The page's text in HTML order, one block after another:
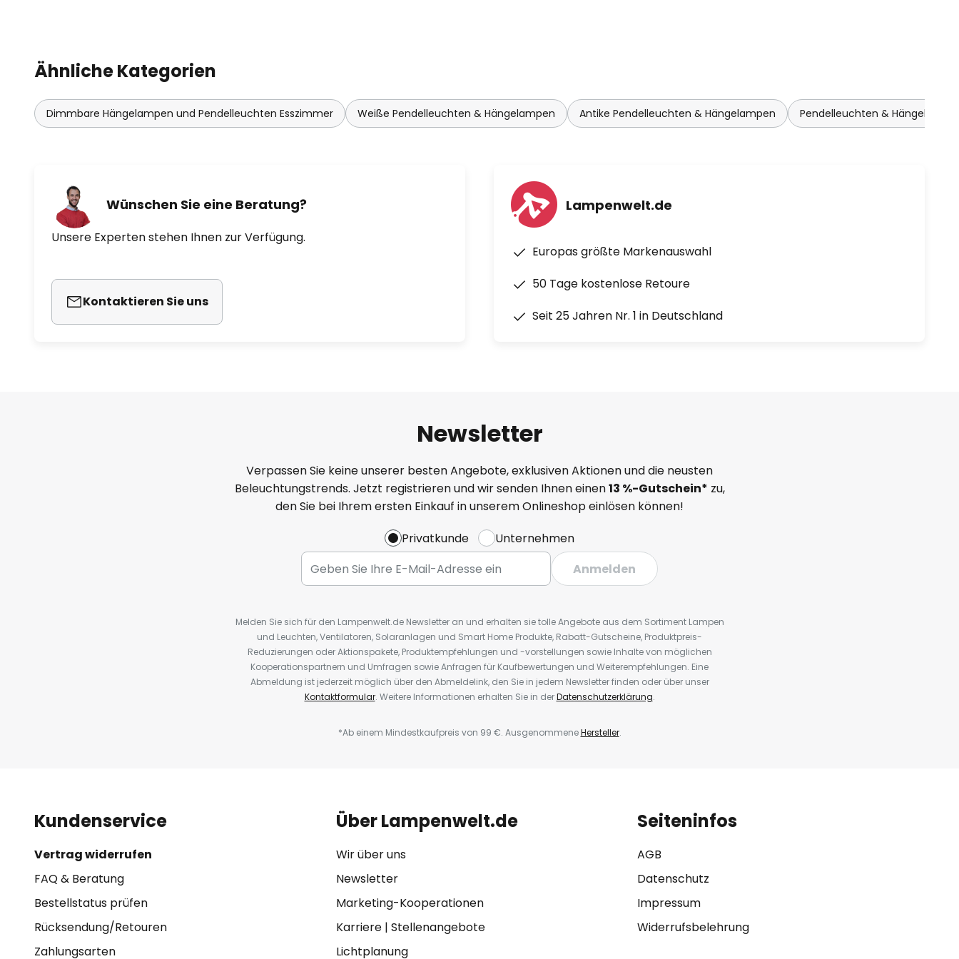
Ähnliche Kategorien
Dimmbare Hängelampen und Pendelleuchten Esszimmer Weiße Pendelleuchten & Hängelampen Antike Pendelleuchten & Hängelampen Pendelleuchten &
Wünschen Sie eine Beratung?
Unsere Experten stehen Ihnen zur Verfügung.
Kontaktieren Sie uns
Lampenwelt.de
Europas größte Markenauswahl
50 Tage kostenlose Retoure
Seit 25 Jahren Nr. 1 in Deutschland
Newsletter
Verpassen Sie keine unserer besten Angebote, exklusiven Aktionen und die neusten
Beleuchtungstrends. Jetzt registrieren und wir senden Ihnen einen13 %-Gutschein* zu,
den Sie bei Ihrem ersten Einkauf in unserem Onlineshop einlösen können!
Privatkunde
Unternehmen
Anmelden
Melden Sie sich für den Lampenwelt.de Newsletter an und erhalten sie tolle Angebote aus dem Sortiment Lampen
und Leuchten, Ventilatoren, Solaranlagen und Smart Home Produkte, Rabatt-Gutscheine, Produktpreis-
Reduzierungen oder Aktionspakete, Produktempfehlungen und -vorstellungen sowie Inhalte von möglichen
Kooperationspartnern und Umfragen sowie Anfragen für Kaufbewertungen und Weiterempfehlungen. Eine
Abmeldung ist jederzeit möglich über den Abmeldelink, den Sie in jedem Newsletter finden oder über unser
Kontaktformular. Weitere Informationen erhalten Sie in derDatenschutzerklärung.
*Ab einem Mindestkaufpreis von 99 €. AusgenommeneHersteller.
Kundenservice
Vertrag widerrufen
FAQ & Beratung
Bestellstatus prüfen
Rücksendung/Retouren
Zahlungsarten
Über Lampenwelt.de
Wir über uns
Newsletter
Marketing-Kooperationen
Karriere| Stellenangebote
Lichtplanung
Seiteninfos
AGB
Datenschutz
Impressum
Widerrufsbelehrung